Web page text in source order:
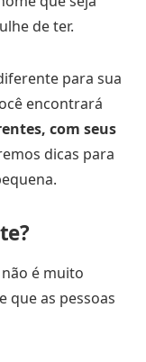
de ter.
para sua
encontrará
com seus
dicas para
é muito
que as pessoas